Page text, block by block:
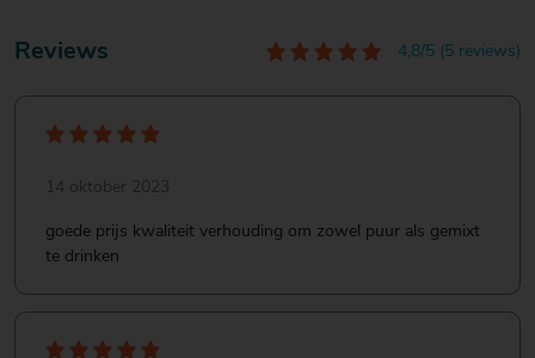
Reviews 4,8/5 (5 reviews)
14 oktober 2023
goede prijs kwaliteit verhouding om zowel puur als gemixt
te drinken